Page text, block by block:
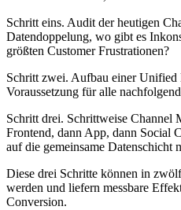
Schritt eins. Audit der heutigen
Datendoppelung, wo gibt es
größten Customer Frustrationen?
Schritt zwei. Aufbau einer Unified
Voraussetzung für alle
Schritt drei. Schrittweise Channel
Frontend, dann App, dann Social
auf die gemeinsame Datenschicht
Diese drei Schritte können in
werden und liefern messbare
Conversion.